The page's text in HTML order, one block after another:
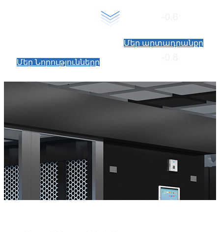
Մեր արտադրանքը
Մեր Նորությունները